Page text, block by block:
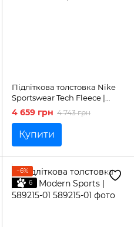
Підліткова толстовка Nike
Sportswear Tech Fleece |
HV5867-060
4 659 грн 4 743 грн
Купити
−6%
6